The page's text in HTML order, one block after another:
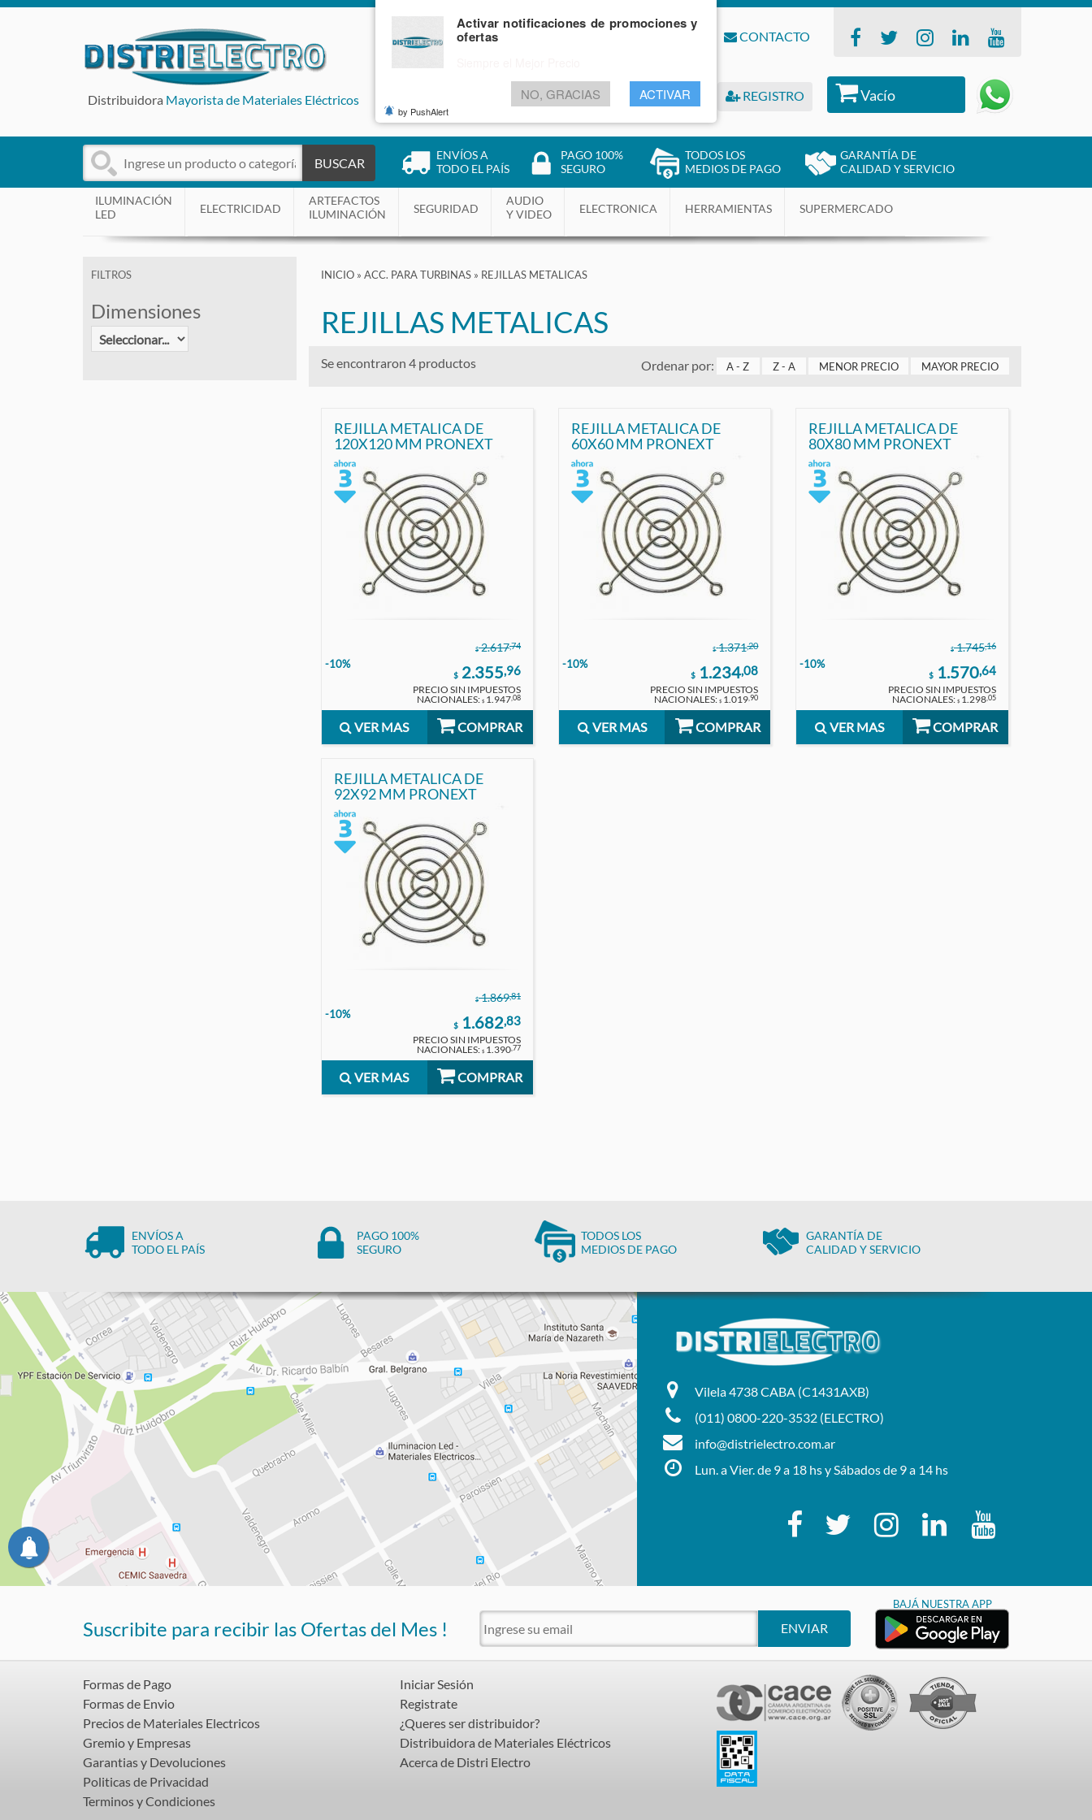
Distribuidora Mayorista de Materiales Eléctricos
BLOG CONTACTO
INGRESAR REGISTRO Vacío
BUSCAR
ENVÍOS A
TODO EL PAÍS
PAGO 100%
SEGURO
TODOS LOS
MEDIOS DE PAGO
GARANTÍA DE
CALIDAD Y SERVICIO
ILUMINACIÓN
LED
ELECTRICIDAD
ARTEFACTOS
ILUMINACIÓN
SEGURIDAD
AUDIO
Y VIDEO
ELECTRONICA HERRAMIENTAS SUPERMERCADO
FILTROS
Dimensiones
INICIO» ACC. PARA TURBINAS» REJILLAS METALICAS
REJILLAS METALICAS
Se encontraron 4 productos Ordenar por: A - Z Z - A MENOR PRECIO MAYOR PRECIO
REJILLA METALICA DE
120X120 MM PRONEXT
$ 2.617,74
-10%
$ 2.355,96
PRECIO SIN IMPUESTOS
NACIONALES: $ 1.947,08
VER MAS COMPRAR
REJILLA METALICA DE
60X60 MM PRONEXT
$ 1.371,20
-10%
$ 1.234,08
PRECIO SIN IMPUESTOS
NACIONALES:$ 1.019,90
VER MAS COMPRAR
REJILLA METALICA DE
80X80 MM PRONEXT
$ 1.745,16
-10%
$ 1.570,64
PRECIO SIN IMPUESTOS
NACIONALES: $ 1.298,05
VER MAS COMPRAR
REJILLA METALICA DE
92X92 MM PRONEXT
$ 1.869,81
-10%
$ 1.682,83
PRECIO SIN IMPUESTOS
NACIONALES: $ 1.390,77
VER MAS COMPRAR
ENVÍOS A
TODO EL PAÍS
PAGO 100%
SEGURO
TODOS LOS
MEDIOS DE PAGO
GARANTÍA DE
CALIDAD Y SERVICIO
Vilela 4738 CABA (C1431AXB)
(011) 0800-220-3532 (ELECTRO)
info@distrielectro.com.ar
Lun. a Vier. de 9 a 18 hs y Sábados de 9 a 14 hs
Suscribite para recibir las Ofertas del Mes ! ENVIAR
BAJÁ NUESTRA APP
Formas de Pago
Formas de Envio
Precios de Materiales Electricos
Gremio y Empresas
Garantias y Devoluciones
Politicas de Privacidad
Terminos y Condiciones
Iniciar Sesión
Registrate
¿Queres ser distribuidor?
Distribuidora de Materiales Eléctricos
Acerca de Distri Electro
Activar notificaciones de promociones y
ofertas
NO, GRACIAS ACTIVAR
by PushAlert